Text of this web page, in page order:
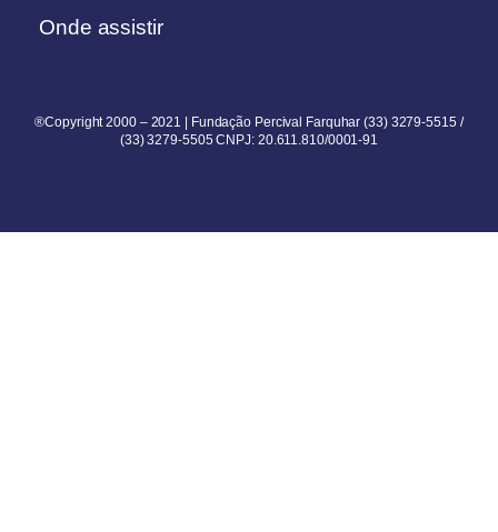
Onde assistir
®Copyright 2000 – 2021 | Fundação Percival Farquhar (33) 3279-5515 /
(33) 3279-5505 CNPJ: 20.611.810/0001-91